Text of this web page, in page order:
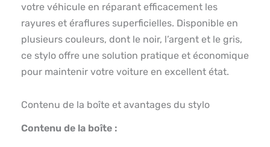
votre véhicule en réparant efficacement les
rayures et éraflures superficielles. Disponible en
plusieurs couleurs, dont le noir, l’argent et le gris,
ce stylo offre une solution pratique et économique
pour maintenir votre voiture en excellent état.
Contenu de la boîte et avantages du stylo
Contenu de la boîte :